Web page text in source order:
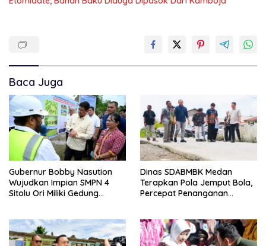
Baca Juga
Gubernur Bobby Nasution
Wujudkan Impian SMPN 4
Sitolu Ori Miliki Gedung
Dinas SDABMBK Medan
Terapkan Pola Jemput Bola,
Percepat Penanganan